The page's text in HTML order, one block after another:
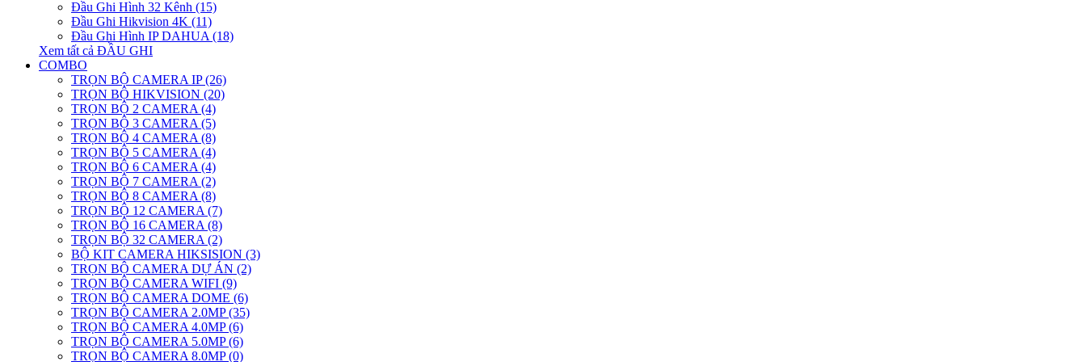
Đầu Ghi Hình 32 Kênh (15)
Đầu Ghi Hikvision 4K (11)
Đầu Ghi Hình IP DAHUA (18)
Xem tất cả ĐẦU GHI
COMBO
TRỌN BỘ CAMERA IP (26)
TRỌN BỘ HIKVISION (20)
TRỌN BỘ 2 CAMERA (4)
TRỌN BỘ 3 CAMERA (5)
TRỌN BỘ 4 CAMERA (8)
TRỌN BỘ 5 CAMERA (4)
TRỌN BỘ 6 CAMERA (4)
TRỌN BỘ 7 CAMERA (2)
TRỌN BỘ 8 CAMERA (8)
TRỌN BỘ 12 CAMERA (7)
TRỌN BỘ 16 CAMERA (8)
TRỌN BỘ 32 CAMERA (2)
BỘ KIT CAMERA HIKSISION (3)
TRỌN BỘ CAMERA DỰ ÁN (2)
TRỌN BỘ CAMERA WIFI (9)
TRỌN BỘ CAMERA DOME (6)
TRỌN BỘ CAMERA 2.0MP (35)
TRỌN BỘ CAMERA 4.0MP (6)
TRỌN BỘ CAMERA 5.0MP (6)
TRỌN BỘ CAMERA 8.0MP (0)